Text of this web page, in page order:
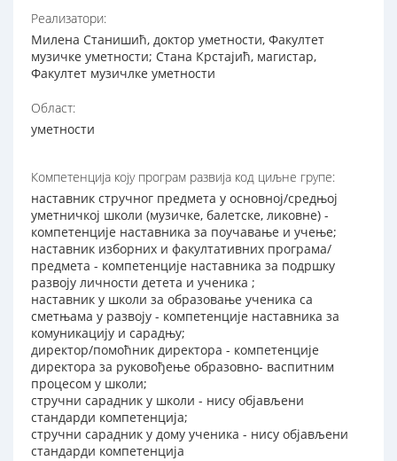
Реализатори:
Милена Станишић, доктор уметности, Факултет
музичке уметности; Стана Крстајић, магистар,
Факултет музичлке уметности
Област:
уметности
Компетенција коју програм развија код циљне групе:
наставник стручног предмета у основној/средњој
уметничкој школи (музичке, балетске, ликовне) -
компетенције наставника за поучавање и учење;
наставник изборних и факултативних програма/
предмета - компетенције наставника за подршку
развоју личности детета и ученика ;
наставник у школи за образовање ученика са
сметњама у развоју - компетенције наставника за
комуникацију и сарадњу;
директор/помоћник директора - компетенције
директора за руковођење образовно- васпитним
процесом у школи;
стручни сарадник у школи - нису објављени
стандарди компетенција;
стручни сарадник у дому ученика - нису објављени
стандарди компетенција